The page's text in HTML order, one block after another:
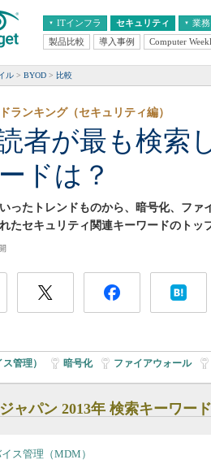
ITインフラ セキュリティ 業務
エンタープライズAI
ERP
CX
情報系システム
経営とIT
製品比較 導入事例 Computer
ル BYOD 比較
者が最も検索
ドは？
ランキング（セキュリティ編）
ったトレンドものから、暗号化、ファ
セキュリティ関連キーワードのトッ
管理） 暗号化| ファイアウォール|
ャパン 2013年 検索キーワー
ス管理（MDM）